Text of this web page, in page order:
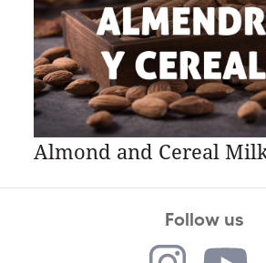
Almond and Cereal
Follow us